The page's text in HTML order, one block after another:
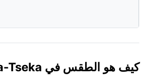
كيف هو الطقس في Thaba-Tseka الآن؟